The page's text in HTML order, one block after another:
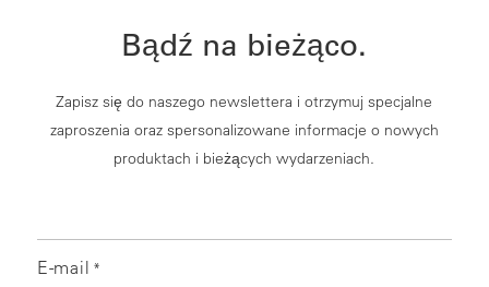
Bądź na bieżąco.
Zapisz się do naszego newslettera i otrzymuj specjalne
zaproszenia oraz spersonalizowane informacje o nowych
produktach i bieżących wydarzeniach.
E-mail *